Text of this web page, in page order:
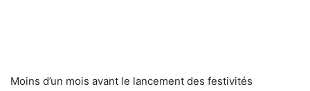
Moins d’un mois avant le lancement des festivités